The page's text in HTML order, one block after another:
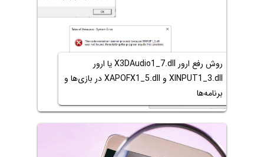
روش رفع ارور X3DAudio1_7.dll یا ارور
XINPUT1_3.dll و XAPOFX1_5.dll در بازی‌ها و
برنامه‌ها